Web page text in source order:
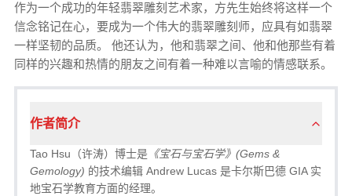
作为一个成功的年轻翡翠雕刻艺术家，方先生始终将这样一个
信念铭记在心，要成为一个伟大的翡翠雕刻师，应具有如翡翠
一样坚韧的品质。 他还认为，他和翡翠之间、他和他那些有着
同样的兴趣和热情的朋友之间有着一种难以言喻的情感联系。
作者简介
Tao Hsu（许涛）博士是 《宝石与宝石学》(Gems &
Gemology) 的技术编辑 Andrew Lucas 是卡尔斯巴德 GIA 实
地宝石学教育方面的经理。